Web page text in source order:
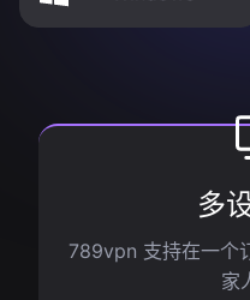
多
789vpn 支持在一个
家